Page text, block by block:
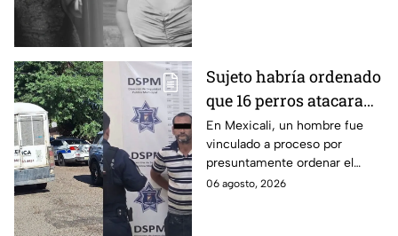
Sujeto habría ordenado
que 16 perros atacaran
a su hermana con
discapacidad en
Mexicali, BC
En Mexicali, un hombre fue
vinculado a proceso por
presuntamente ordenar el
ataque de 16 perros contra su
06 agosto, 2026